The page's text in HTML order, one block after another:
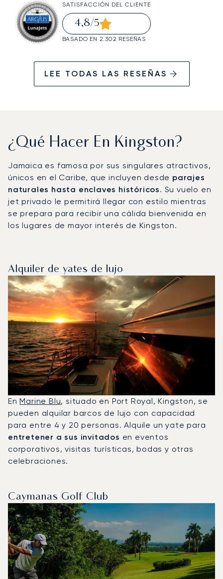
SATISFACCIÓN DEL CLIENTE
4,8/5
BASADO EN 2.302 RESEÑAS
LEE TODAS LAS RESEÑAS
¿Qué Hacer En Kingston?
Jamaica es famosa por sus singulares atractivos,
únicos en el Caribe, que incluyen desde parajes
naturales hasta enclaves históricos. Su vuelo en
jet privado le permitirá llegar con estilo mientras
se prepara para recibir una cálida bienvenida en
los lugares de mayor interés de Kingston.
Alquiler de yates de lujo
EnMarine Blu, situado en Port Royal, Kingston, se
pueden alquilar barcos de lujo con capacidad
para entre 4 y 20 personas. Alquile un yate para
entretener a sus invitados en eventos
corporativos, visitas turísticas, bodas y otras
celebraciones.
Caymanas Golf Club